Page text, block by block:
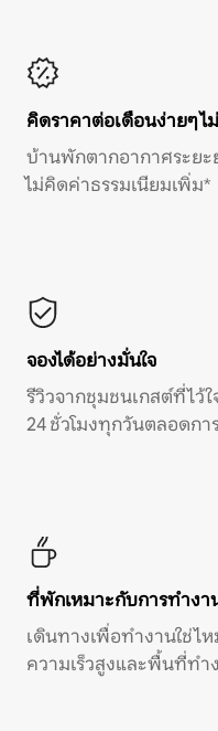
คิดราคาต่อเดือนง่ายๆ ไ
บ้านพักตากอากาศระยะ
ไม่คิดค่าธรรมเนียมเพิ่ม*
จองได้อย่างมั่นใจ
รีวิวจากชุมชนเกสต์ที่ไว้
24 ชั่วโมงทุกวันตลอดกา
ที่พักเหมาะกับการทำง
เดินทางเพื่อทำงานใช่ไ
ความเร็วสูงและพื้นที่ทำ